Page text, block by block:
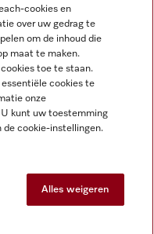
cookies en
over uw gedrag te
om de inhoud die
maat te maken.
toe te staan.
cookies te
onze
U kunt uw toestemming
de cookie-instellingen.
Alles weigeren